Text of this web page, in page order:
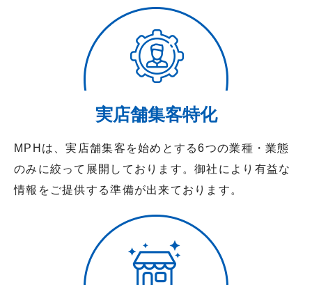
実店舗集客特化
MPHは、実店舗集客を始めとする6つの業種・業態
のみに絞って展開しております。御社により有益な
情報をご提供する準備が出来ております。